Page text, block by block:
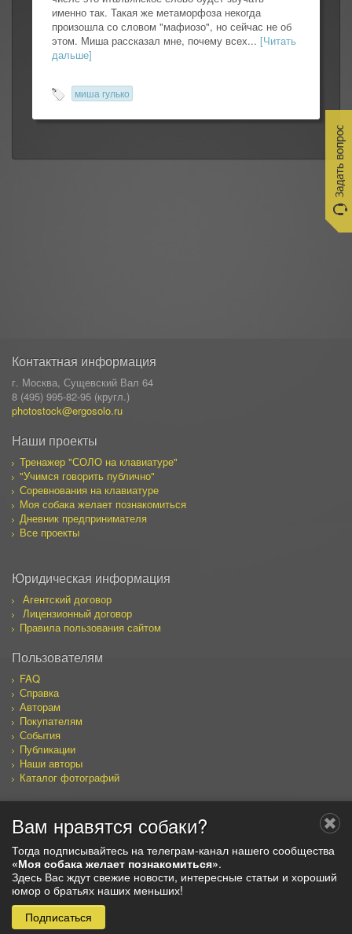
именно так. Такая же метаморфоза некогда
произошла со словом "мафиозо", но сейчас не об
этом. Миша рассказал мне, почему всех... [Читать
дальше]
миша гулько
Контактная информация
г. Москва, Сущевский Вал 64
8 (495) 995-82-95 (кругл.)
photostock@ergosolo.ru
Наши проекты
Тренажер "СОЛО на клавиатуре"
"Учимся говорить публично"
Соревнования на клавиатуре
Моя собака желает познакомиться
Дневник предпринимателя
Все проекты
Юридическая информация
Агентский договор
Лицензионный договор
Правила пользования сайтом
Пользователям
FAQ
Справка
Авторам
Покупателям
События
Публикации
Наши авторы
Каталог фотографий
Мы в социальных сетях
Вам нравятся собаки?
Тогда подписывайтесь на телеграм-канал нашего сообщества
«Моя собака желает познакомиться».
Здесь Вас ждут свежие новости, интересные статьи и хороший
юмор о братьях наших меньших!
Подписаться